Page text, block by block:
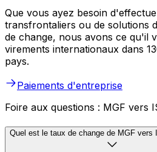
Que vous ayez besoin
transfrontaliers ou de solutions
de change, nous avons ce qu'il
virements internationaux dans
pays.
Paiements d'entreprise
Foire aux questions : MGF vers
Quel est le taux de change de MGF vers